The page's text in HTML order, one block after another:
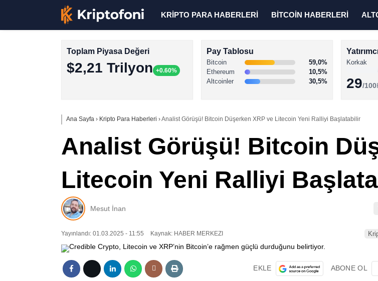
KRİPTO PARA HABERLERİ BİTCOİN HABERLERİ
Toplam Piyasa Değeri
$2,21 Trilyon +0.60%
Pay Tablosu
Bitcoin
59,0%
Ethereum
10,5%
Altcoinler
30,5%
Korkak
29/100
Ana Sayfa › Kripto Para Haberleri ›Analist Görüşü! Bitcoin Düşerken XRP ve Litecoin Yeni Ralliyi Başlatabilir
Analist Görüşü! Bitcoin
Litecoin Yeni Ralliyi
Mesut İnan
Yayınlandı: 01.03.2025 - 11:55 Kaynak: HABER MERKEZI
EKLE ABONE OL